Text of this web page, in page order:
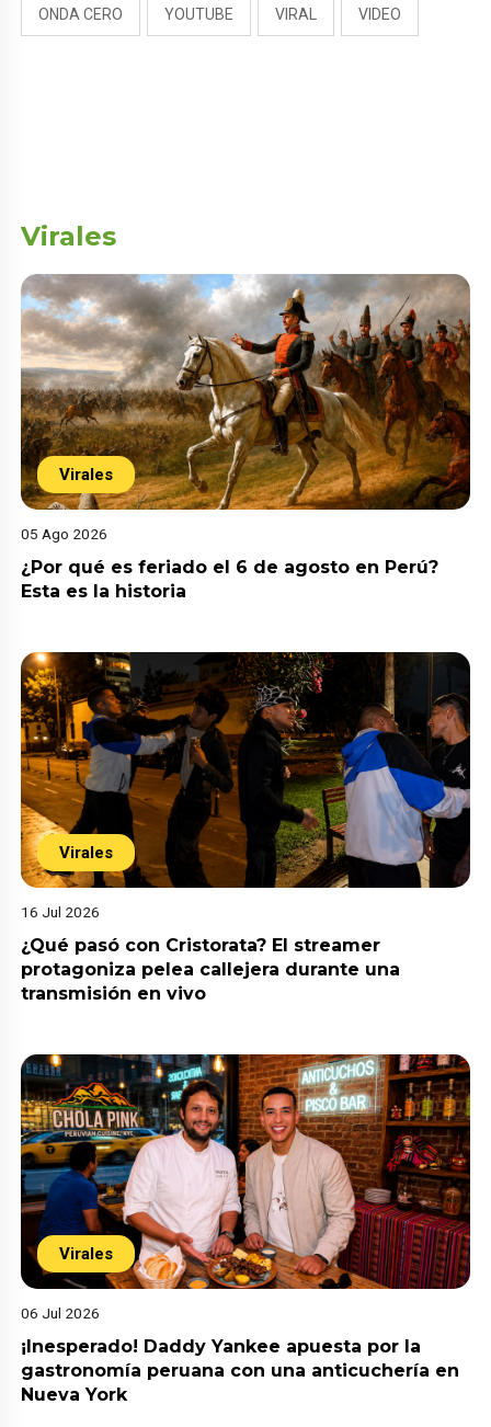
ONDA CERO YOUTUBE VIRAL VIDEO
Virales
Virales
05 Ago 2026
¿Por qué es feriado el 6 de agosto en Perú?
Esta es la historia
Virales
16 Jul 2026
¿Qué pasó con Cristorata? El streamer
protagoniza pelea callejera durante una
transmisión en vivo
Virales
06 Jul 2026
¡Inesperado! Daddy Yankee apuesta por la
gastronomía peruana con una anticuchería en
Nueva York